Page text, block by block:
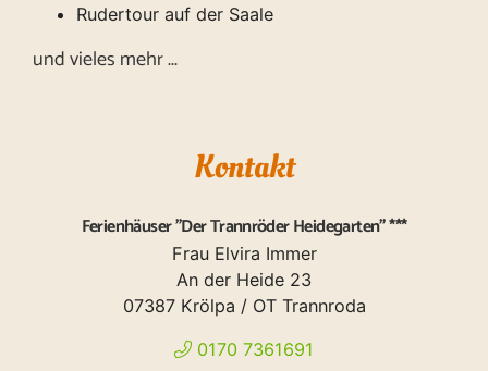
Rudertour auf der Saale
und vieles mehr ...
Kontakt
Ferienhäuser "Der Trannröder Heidegarten" ***
Frau Elvira Immer
An der Heide 23
07387 Krölpa / OT Trannroda
0170 7361691